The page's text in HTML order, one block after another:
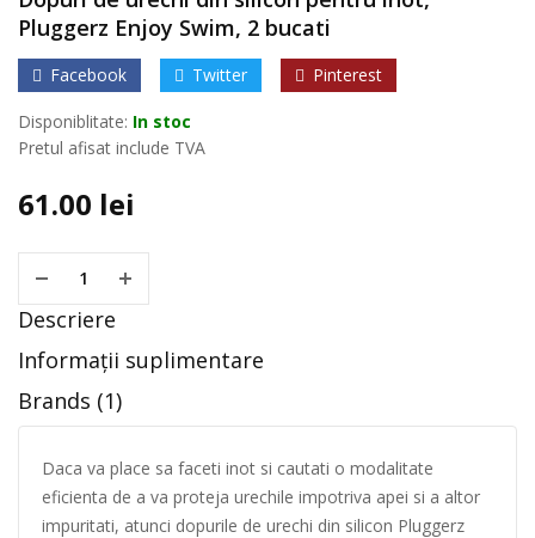
Pluggerz Enjoy Swim, 2 bucati
Facebook Twitter Pinterest
Disponiblitate: In stoc
Pretul afisat include TVA
61.00 lei
Descriere
Informații suplimentare
Brands (1)
Daca va place sa faceti inot si cautati o modalitate
eficienta de a va proteja urechile impotriva apei si a altor
impuritati, atunci dopurile de urechi din silicon Pluggerz